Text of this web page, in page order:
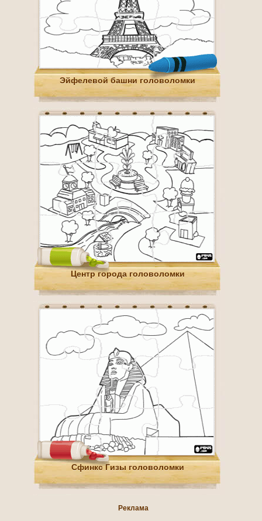
Эйфелевой башни головоломки
Центр города головоломки
Сфинкс Гизы головоломки
Реклама